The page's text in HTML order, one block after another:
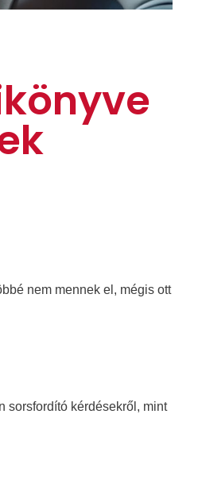
nem mennek el, mégis ott
sorsfordító kérdésekről, mint